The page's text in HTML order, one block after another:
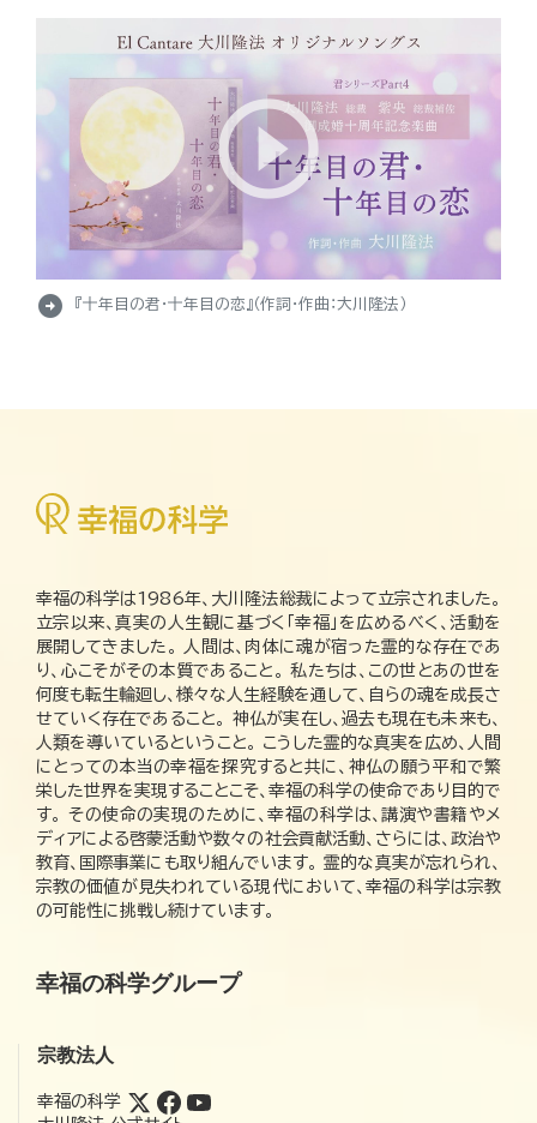
arrow_circle_right 『十年目の君・十年目の恋』（作詞・作曲：大川隆法）
幸福の科学は1986年、大川隆法総裁によって立宗されました。
立宗以来、真実の人生観に基づく「幸福」を広めるべく、活動を
展開してきました。 人間は、肉体に魂が宿った霊的な存在であ
り、心こそがその本質であること。 私たちは、この世とあの世を
何度も転生輪廻し、様々な人生経験を通して、自らの魂を成長さ
せていく存在であること。 神仏が実在し、過去も現在も未来も、
人類を導いているということ。 こうした霊的な真実を広め、人間
にとっての本当の幸福を探究すると共に、神仏の願う平和で繁
栄した世界を実現することこそ、幸福の科学の使命であり目的で
す。 その使命の実現のために、幸福の科学は、講演や書籍やメ
ディアによる啓蒙活動や数々の社会貢献活動、さらには、政治や
教育、国際事業にも取り組んでいます。 霊的な真実が忘れられ、
宗教の価値が見失われている現代において、幸福の科学は宗教
の可能性に挑戦し続けています。
幸福の科学グループ
宗教法人
幸福の科学